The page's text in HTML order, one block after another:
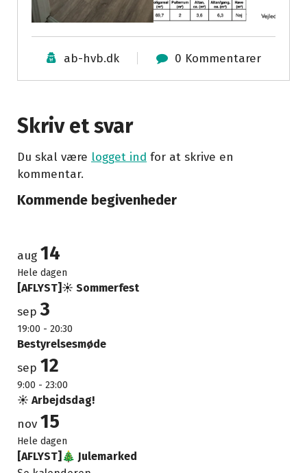
ab-hvb.dk 0 Kommentarer
Skriv et svar
Du skal være logget ind for at skrive en
kommentar.
Kommende begivenheder
aug 14
Hele dagen
[AFLYST]☀️ Sommerfest
sep3
19:00 - 20:30
Bestyrelsesmøde
sep 12
9:00 - 23:00
☀️ Arbejdsdag!
nov 15
Hele dagen
[AFLYST]🎄 Julemarked